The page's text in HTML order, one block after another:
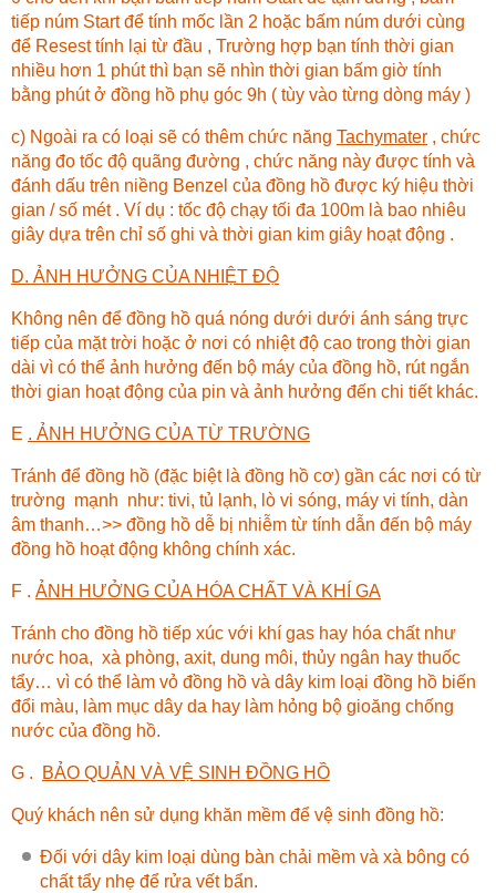
tiếp núm Start để tính mốc lần 2 hoặc bấm núm dưới cùng
để Resest tính lại từ đầu , Trường hợp bạn tính thời gian
nhiều hơn 1 phút thì bạn sẽ nhìn thời gian bấm giờ tính
bằng phút ở đồng hồ phụ góc 9h ( tùy vào từng dòng máy )
c) Ngoài ra có loại sẽ có thêm chức năng Tachymater , chức
năng đo tốc độ quãng đường , chức năng này được tính và
đánh dấu trên niềng Benzel của đồng hồ được ký hiệu thời
gian / số mét . Ví dụ : tốc độ chạy tối đa 100m là bao nhiêu
giây dựa trên chỉ số ghi và thời gian kim giây hoạt động .
D. ẢNH HƯỞNG CỦA NHIỆT ĐỘ
Không nên để đồng hồ quá nóng dưới dưới ánh sáng trực
tiếp của mặt trời hoặc ở nơi có nhiệt độ cao trong thời gian
dài vì có thể ảnh hưởng đến bộ máy của đồng hồ, rút ngắn
thời gian hoạt động của pin và ảnh hưởng đến chi tiết khác.
E . ẢNH HƯỞNG CỦA TỪ TRƯỜNG
Tránh để đồng hồ (đặc biệt là đồng hồ cơ) gần các nơi có từ
trường mạnh như: tivi, tủ lạnh, lò vi sóng, máy vi tính, dàn
âm thanh…>> đồng hồ dễ bị nhiễm từ tính dẫn đến bộ máy
đồng hồ hoạt động không chính xác.
F . ẢNH HƯỞNG CỦA HÓA CHẤT VÀ KHÍ GA
Tránh cho đồng hồ tiếp xúc với khí gas hay hóa chất như
nước hoa, xà phòng, axit, dung môi, thủy ngân hay thuốc
tẩy… vì có thể làm vỏ đồng hồ và dây kim loại đồng hồ biến
đổi màu, làm mục dây da hay làm hỏng bộ gioăng chống
nước của đồng hồ.
G . BẢO QUẢN VÀ VỆ SINH ĐỒNG HỒ
Quý khách nên sử dụng khăn mềm để vệ sinh đồng hồ:
Đối với dây kim loại dùng bàn chải mềm và xà bông có
chất tẩy nhẹ để rửa vết bẩn.